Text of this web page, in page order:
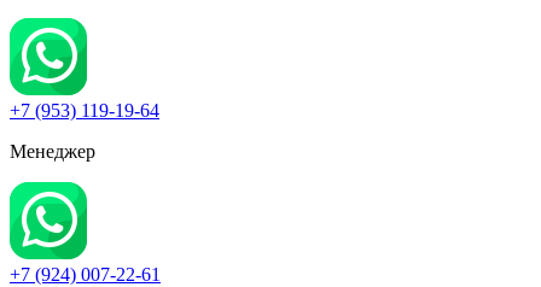
+7 (953) 119-19-64
Менеджер
+7 (924) 007-22-61